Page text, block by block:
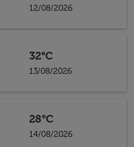
12/08/2026
32°C
13/08/2026
28°C
14/08/2026